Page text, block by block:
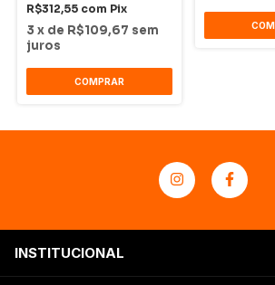
R$312,55 com Pix
3 x de R$109,67 sem
juros
COMPRAR
INSTITUCIONAL